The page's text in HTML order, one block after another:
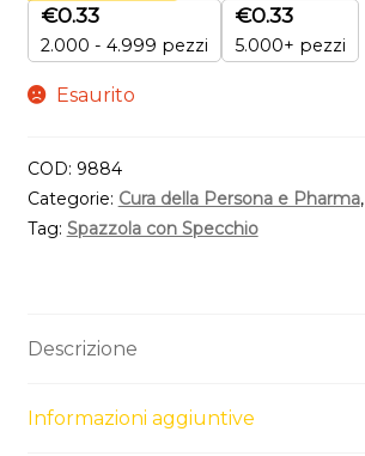
€0.33
2.000 - 4.999 pezzi
€0.33
5.000+ pezzi
Esaurito
COD: 9884
Categorie: Cura della Persona e Pharma,
Tag: Spazzola con Specchio
Descrizione
Informazioni aggiuntive